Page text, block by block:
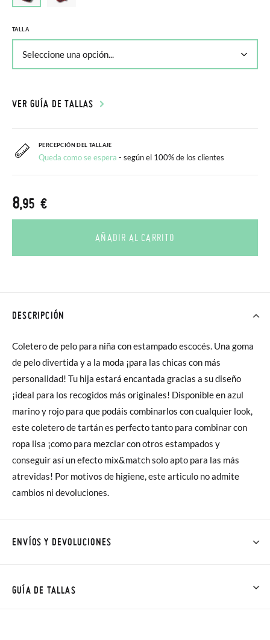
TALLA
VER GUÍA DE TALLAS
PERCEPCIÓN DEL TALLAJE
Queda como se espera - según el 100% de los clientes
8,95 €
AÑADIR AL CARRITO
DESCRIPCIÓN
Coletero de pelo para niña con estampado escocés. Una goma
de pelo divertida y a la moda ¡para las chicas con más
personalidad! Tu hija estará encantada gracias a su diseño
¡ideal para los recogidos más originales! Disponible en azul
marino y rojo para que podáis combinarlos con cualquier look,
este coletero de tartán es perfecto tanto para combinar con
ropa lisa ¡como para mezclar con otros estampados y
conseguir así un efecto mix&match solo apto para las más
atrevidas! Por motivos de higiene, este articulo no admite
cambios ni devoluciones.
ENVÍOS Y DEVOLUCIONES
Talla/Color también son GRATIS y puedes realizarlos hasta en
GUÍA DE TALLAS